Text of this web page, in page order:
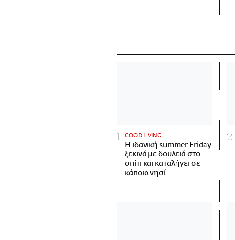
GOOD LIVING
Η ιδανική summer Friday
ξεκινά με δουλειά στο
σπίτι και καταλήγει σε
κάποιο νησί